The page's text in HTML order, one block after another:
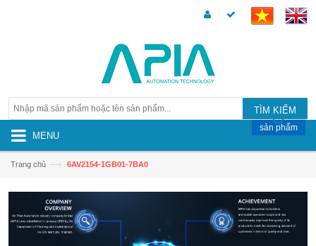
TÌM KIẾM
MENU
sản phẩm
Trang chủ —› 6AV2154-1GB01-7BA0